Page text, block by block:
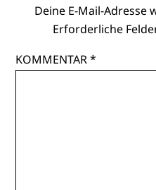
Deine E-Mail-
Erforderliche
KOMMENTAR*